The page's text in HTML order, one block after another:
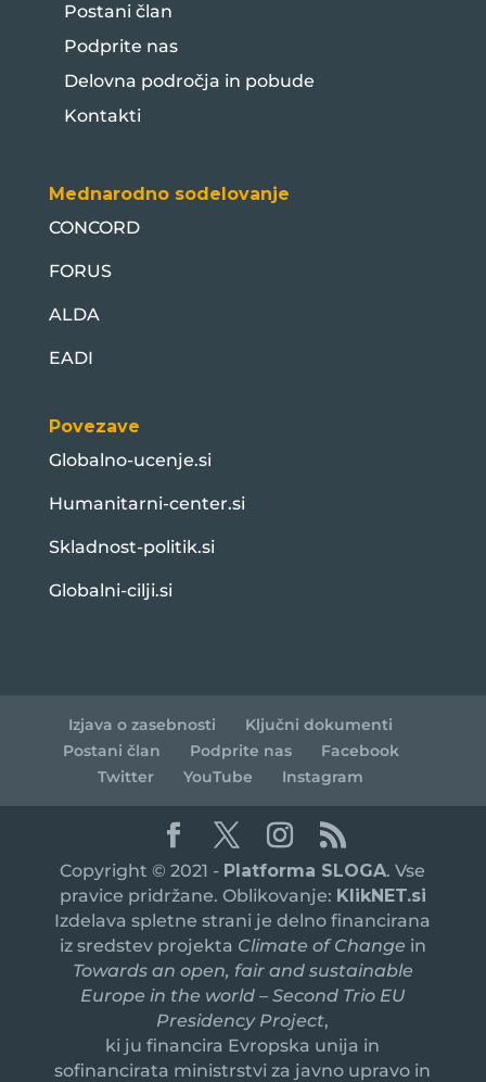
Postani član
Podprite nas
Delovna področja in pobude
Kontakti
Mednarodno sodelovanje
CONCORD
FORUS
ALDA
EADI
Povezave
Globalno-ucenje.si
Humanitarni-center.si
Skladnost-politik.si
Globalni-cilji.si
Izjava o zasebnosti
Ključni dokumenti
Postani član
Podprite nas
Facebook
Twitter
YouTube Instagram
Copyright © 2021 - Platforma SLOGA. Vse
pravice pridržane. Oblikovanje: KlikNET.si
Izdelava spletne strani je delno financirana
iz sredstev projekta Climate of Change in
Towards an open, fair and sustainable
Europe in the world – Second Trio EU
Presidency Project,
ki ju financira Evropska unija in
sofinancirata ministrstvi za javno upravo in